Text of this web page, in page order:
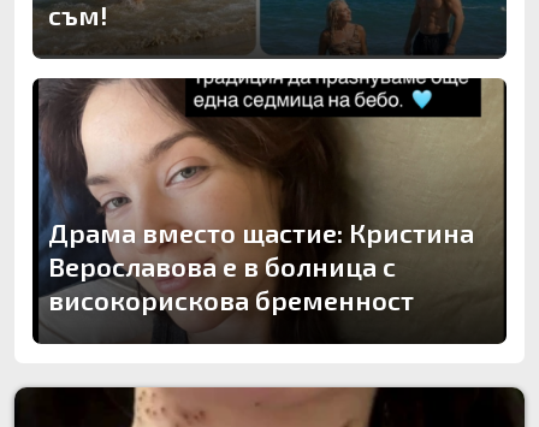
съм!
Драма вместо щастие: Кристина
Верославова е в болница с
високорискова бременност